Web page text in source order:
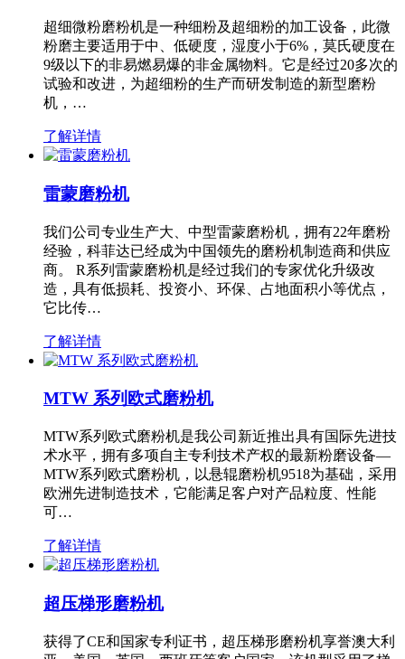
超细微粉磨粉机是一种细粉及超细粉的加工设备，此微
粉磨主要适用于中、低硬度，湿度小于6%，莫氏硬度在
9级以下的非易燃易爆的非金属物料。它是经过20多次的
试验和改进，为超细粉的生产而研发制造的新型磨粉
机，…
了解详情
雷蒙磨粉机
我们公司专业生产大、中型雷蒙磨粉机，拥有22年磨粉
经验，科菲达已经成为中国领先的磨粉机制造商和供应
商。 R系列雷蒙磨粉机是经过我们的专家优化升级改
造，具有低损耗、投资小、环保、占地面积小等优点，
它比传…
了解详情
MTW 系列欧式磨粉机
MTW系列欧式磨粉机是我公司新近推出具有国际先进技
术水平，拥有多项自主专利技术产权的最新粉磨设备—
MTW系列欧式磨粉机，以悬辊磨粉机9518为基础，采用
欧洲先进制造技术，它能满足客户对产品粒度、性能
可…
了解详情
超压梯形磨粉机
获得了CE和国家专利证书，超压梯形磨粉机享誉澳大利